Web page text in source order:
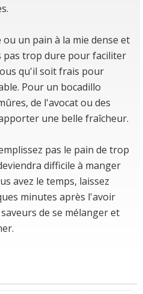
un pain à la mie dense et
pas trop dure pour faciliter
qu'il soit frais pour
Pour un bocadillo
de l'avocat ou des
une belle fraîcheur.
pas le pain de trop
difficile à manger
avez le temps, laissez
minutes après l'avoir
de se mélanger et